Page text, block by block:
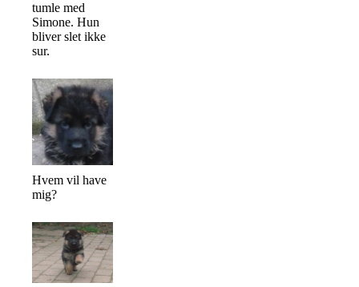
tumle med
Simone. Hun
bliver slet ikke
sur.
Hvem vil have
mig?